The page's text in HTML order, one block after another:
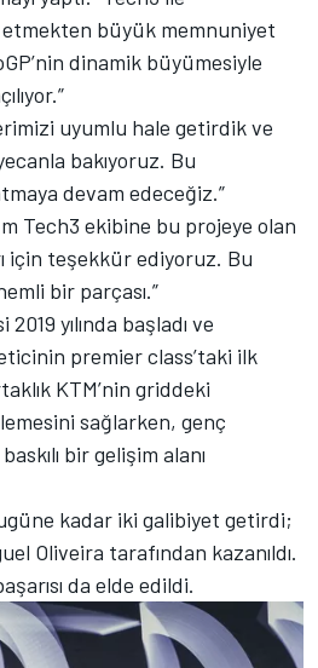
büyük memnuniyet
dinamik büyümesiyle
uyumlu hale getirdik ve
bakıyoruz. Bu
devam edeceğiz.”
Tech3 ekibine bu projeye olan
için teşekkür ediyoruz. Bu
bir parçası.”
yılında başladı ve
premier class’taki ilk
KTM’nin griddeki
sağlarken, genç
bir gelişim alanı
kadar iki galibiyet getirdi;
Oliveira tarafından kazanıldı.
da elde edildi.